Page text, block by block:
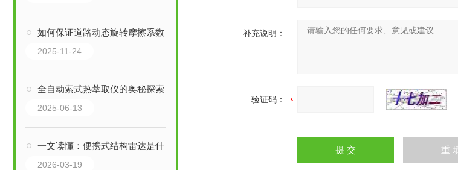
如何保证道路动态旋转摩擦系数测定仪的测量精度？
2025-11-24
全自动索式热萃取仪的奥秘探索！
2025-06-13
一文读懂：便携式结构雷达是什么，能解决什么问题
2026-03-19
补充说明：
验证码：